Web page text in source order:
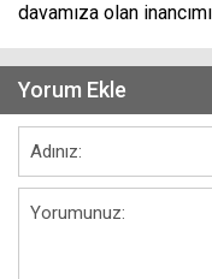
davamıza olan
Yorum Ekle